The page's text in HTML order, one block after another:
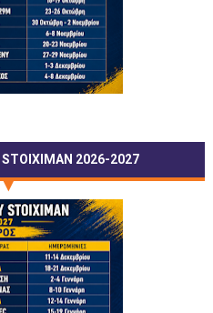
STOIXIMAN 2026-2027